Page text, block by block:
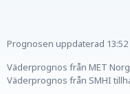
Prognosen uppdaterad 13:52
Väderprognos från MET
Väderprognos från SMHI